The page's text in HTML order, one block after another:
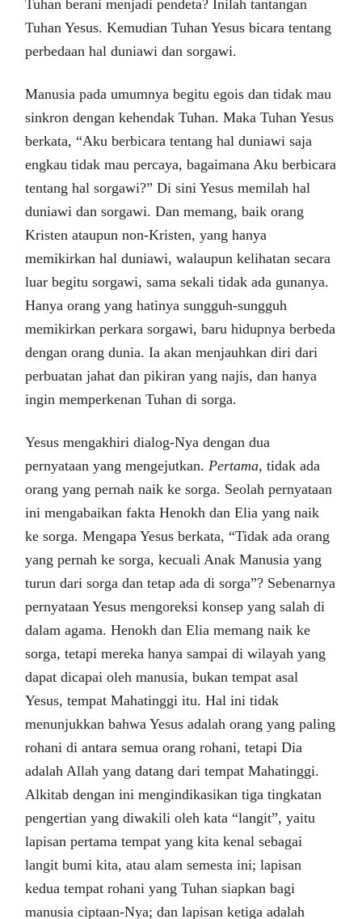
Tuhan berani menjadi pendeta? Inilah tantangan
Tuhan Yesus. Kemudian Tuhan Yesus bicara tentang
perbedaan hal duniawi dan sorgawi.
Manusia pada umumnya begitu egois dan tidak mau
sinkron dengan kehendak Tuhan. Maka Tuhan Yesus
berkata, “Aku berbicara tentang hal duniawi saja
engkau tidak mau percaya, bagaimana Aku berbicara
tentang hal sorgawi?” Di sini Yesus memilah hal
duniawi dan sorgawi. Dan memang, baik orang
Kristen ataupun non-Kristen, yang hanya
memikirkan hal duniawi, walaupun kelihatan secara
luar begitu sorgawi, sama sekali tidak ada gunanya.
Hanya orang yang hatinya sungguh-sungguh
memikirkan perkara sorgawi, baru hidupnya berbeda
dengan orang dunia. Ia akan menjauhkan diri dari
perbuatan jahat dan pikiran yang najis, dan hanya
ingin memperkenan Tuhan di sorga.
Yesus mengakhiri dialog-Nya dengan dua
pernyataan yang mengejutkan. Pertama,tidak ada
orang yang pernah naik ke sorga. Seolah pernyataan
ini mengabaikan fakta Henokh dan Elia yang naik
ke sorga. Mengapa Yesus berkata, “Tidak ada orang
yang pernah ke sorga, kecuali Anak Manusia yang
turun dari sorga dan tetap ada di sorga”? Sebenarnya
pernyataan Yesus mengoreksi konsep yang salah di
dalam agama. Henokh dan Elia memang naik ke
sorga, tetapi mereka hanya sampai di wilayah yang
dapat dicapai oleh manusia, bukan tempat asal
Yesus, tempat Mahatinggi itu. Hal ini tidak
menunjukkan bahwa Yesus adalah orang yang paling
rohani di antara semua orang rohani, tetapi Dia
adalah Allah yang datang dari tempat Mahatinggi.
Alkitab dengan ini mengindikasikan tiga tingkatan
pengertian yang diwakili oleh kata “langit”, yaitu
lapisan pertama tempat yang kita kenal sebagai
langit bumi kita, atau alam semesta ini; lapisan
kedua tempat rohani yang Tuhan siapkan bagi
manusia ciptaan-Nya; dan lapisan ketiga adalah